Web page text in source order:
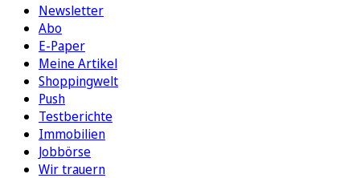
Newsletter
Abo
E-Paper
Meine Artikel
Shoppingwelt
Push
Testberichte
Immobilien
Jobbörse
Wir trauern